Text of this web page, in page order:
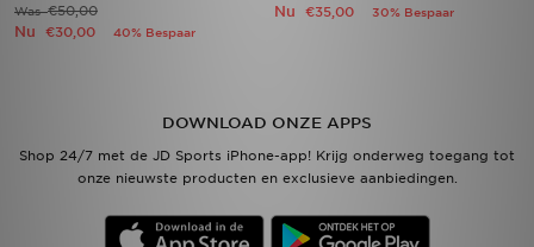
Was€50,00
Nu €30,00 40% Bespaar
Nu €35,00 30% Bespaar
DOWNLOAD ONZE APPS
Shop 24/7 met de JD Sports iPhone-app! Krijg onderweg toegang tot
onze nieuwste producten en exclusieve aanbiedingen.